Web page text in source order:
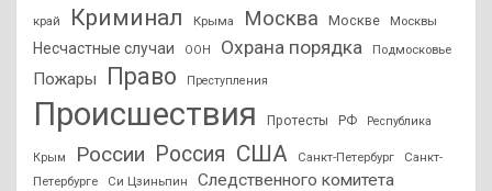
край Криминал Крыма Москва Москве Москвы
Несчастные случаи ООН Охрана порядка Подмосковье
Пожары Право Преступления
Происшествия Протесты РФ Республика
Крым России Россия США Санкт-Петербург
Санкт-
Петербурге
Си Цзиньпин
Следственного комитета